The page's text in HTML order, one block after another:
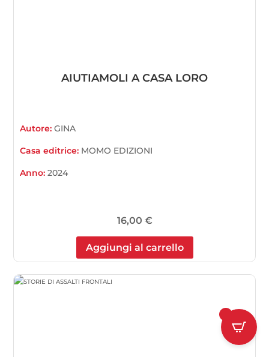
AIUTIAMOLI A CASA LORO
Autore:GINA
Casa editrice: MOMO EDIZIONI
Anno:2024
16,00 €
Aggiungi al carrello